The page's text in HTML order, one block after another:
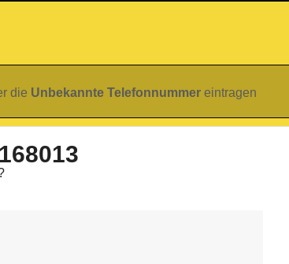
die Unbekannte Telefonnummer eintragen